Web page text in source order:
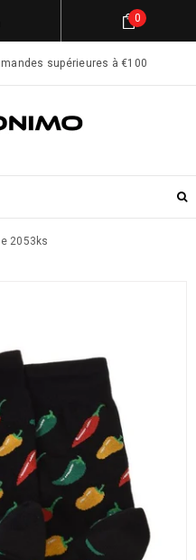
supérieures à €100
0
2053ks